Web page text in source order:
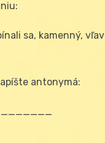
sa, kamenný,
antonymá: